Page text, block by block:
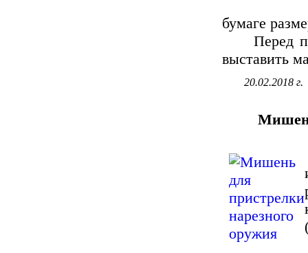
бумаге
Перед
выставить
20.02.2018 г.